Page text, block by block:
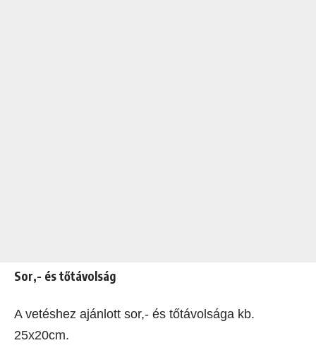
Sor,- és tőtávolság
A vetéshez ajánlott sor,- és tőtávolsága kb.
25x20cm.